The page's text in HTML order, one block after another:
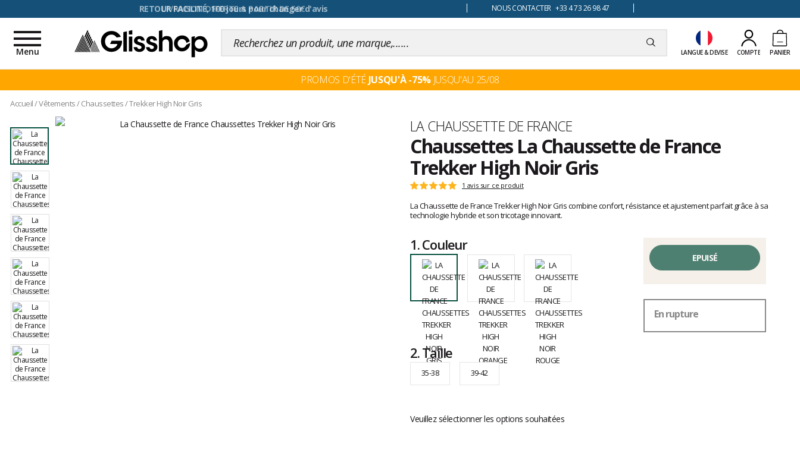
RETOUR FACILITÉ, 100 jours pour changer d'avis NOUS CONTACTER +33 4 73 26 98 47
LANGUE & DEVISE COMPTE PANIER
Toggle
navigation
Menu
PROMOS D'ÉTÉ JUSQU'À -75%JUSQU'AU 25/08
Accueil/Vêtements/Chaussettes/Trekker High Noir Gris
Marque
LA CHAUSSETTE DE FRANCE
Chaussettes La Chaussette de France
Trekker High Noir Gris
Les
clients
Note
:
5
sur
1 avis sur ce produit
La Chaussette de France Trekker High Noir Gris combine confort, résistance et ajustement parfait grâce à sa
technologie hybride et son tricotage innovant.
1.Couleur
2.Taille
35-38 39-42
Veuillez sélectionner les options souhaitées
EPUISÉ
En rupture